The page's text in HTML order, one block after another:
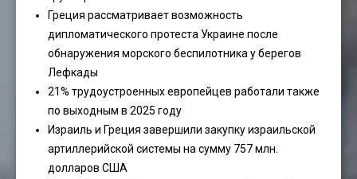
Греция рассматривает возможность
дипломатического протеста Украине после
обнаружения морского беспилотника у берегов
Лефкады
21% трудоустроенных европейцев работали также
по выходным в 2025 году
Израиль и Греция завершили закупку израильской
артиллерийской системы на сумму 757 млн.
долларов США